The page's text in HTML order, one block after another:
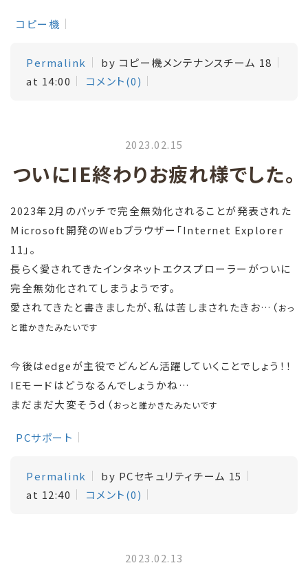
コピー機
Permalink
by コピー機メンテナンスチーム 18
at 14:00
コメント(0)
2023.02.15
ついにIE終わりお疲れ様でした。
2023年2月のパッチで完全無効化されることが発表された
Microsoft開発のWebブラウザー「Internet Explorer
11」。
長らく愛されてきたインタネットエクスプローラーがついに
完全無効化されてしまうようです。
愛されてきたと書きましたが、私は苦しまされたきお…（おっ
と誰かきたみたいです
今後はedgeが主役でどんどん活躍していくことでしょう！！
IEモードはどうなるんでしょうかね…
まだまだ大変そうｄ（おっと誰かきたみたいです
PCサポート
Permalink
by PCセキュリティチーム 15
at 12:40
コメント(0)
2023.02.13